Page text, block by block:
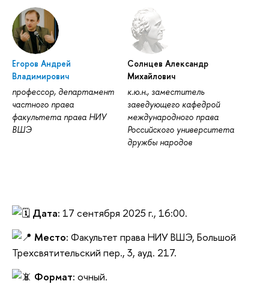
Егоров Андрей
Владимирович
профессор, департамент
частного права
факультета права НИУ
ВШЭ
Солнцев Александр
Михайлович
к.ю.н., заместитель
заведующего кафедрой
международного права
Российского университета
дружбы народов
Дата: 17 сентября 2025 г., 16:00.
Место: Факультет права НИУ ВШЭ, Большой
Трехсвятительский пер., 3, ауд. 217.
Формат: очный.